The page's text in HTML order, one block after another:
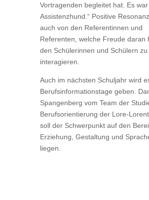
Vortragenden begleitet hat. Es
Assistenzhund.“ Positive
auch von den Referentinnen und
Referenten, welche Freude daran
den Schülerinnen und Schülern zu
interagieren.
Auch im nächsten Schuljahr wird
Berufsinformationstage geben.
Spangenberg vom Team der
Berufsorientierung der Lore-
soll der Schwerpunkt auf den
Erziehung, Gestaltung und
liegen.